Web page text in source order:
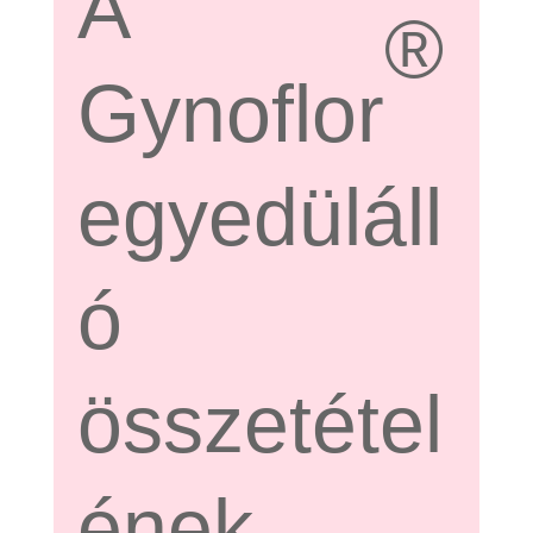
Gynoflor
®
egyedüláll
ó
összetétel